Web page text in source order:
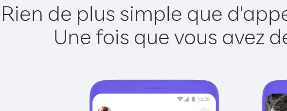
Rien de plus simple que
Une fois que vous avez